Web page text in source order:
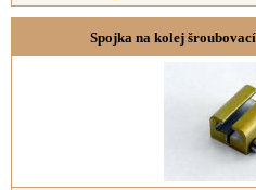
Spojka na kolej